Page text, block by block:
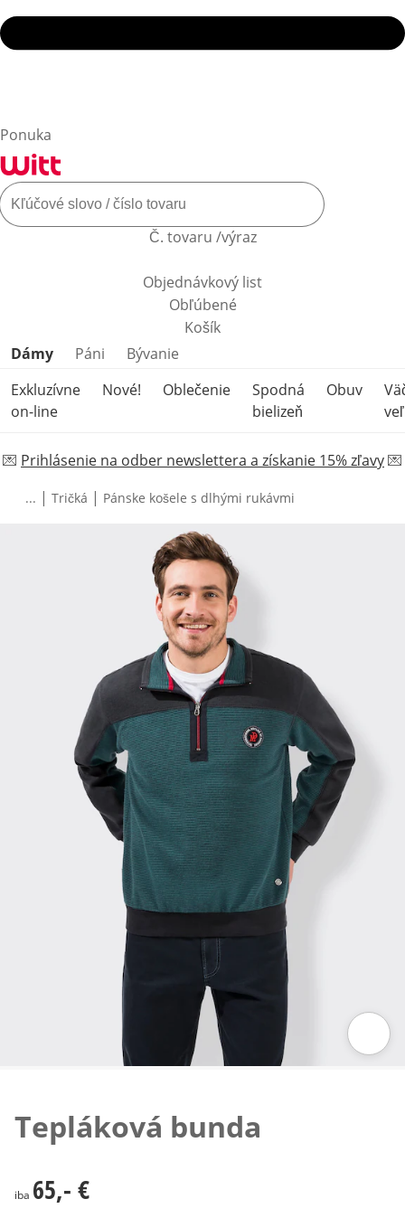
Ponuka
Č. tovaru /výraz
Objednávkový list
Obľúbené
Košík
Preskočiť kategórie produktov
Dámy Páni
Bývanie
Exkluzívne
on-line
Nové! Oblečenie
Spodná
bielizeň
Obuv
💌 Prihlásenie na odber newslettera a získanie 15% zľavy💌
... | Tričká | Pánske košele s dlhými rukávmi
Tepláková bunda
65,- €
iba 65,- €